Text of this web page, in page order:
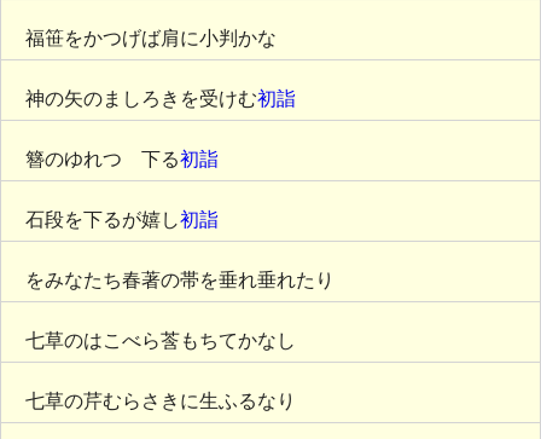
福笹をかつげば肩に小判かな
神の矢のましろきを受けむ初詣
簪のゆれつゝ下る初詣
石段を下るが嬉し初詣
をみなたち春著の帯を垂れ垂れたり
七草のはこべら莟もちてかなし
七草の芹むらさきに生ふるなり